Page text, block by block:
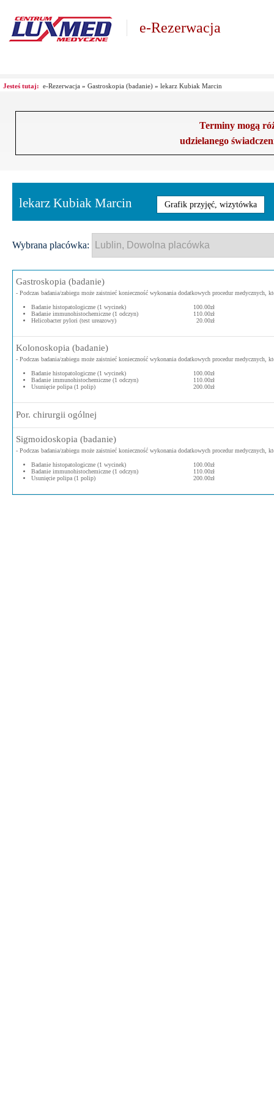
e-Rezerwacja
Jesteś tutaj: e-Rezerwacja » Gastroskopia (badanie) » lekarz Kubiak Marcin
Terminy mogą
udzielanego
lekarz Kubiak Marcin Grafik przyjęć, wizytówka
Wybrana placówka:
Gastroskopia (badanie)
- Podczas badania/zabiegu może zaistnieć konieczność wykonania dodatkowych procedur medycznych,
Badanie histopatologiczne (1 wycinek)
100.00zł
Badanie immunohistochemiczne (1 odczyn)
110.00zł
Helicobacter pylori (test ureazowy)
20.00zł
Kolonoskopia (badanie)
- Podczas badania/zabiegu może zaistnieć konieczność wykonania dodatkowych procedur medycznych,
Badanie histopatologiczne (1 wycinek)
100.00zł
Badanie immunohistochemiczne (1 odczyn)
110.00zł
Usunięcie polipa (1 polip)
200.00zł
Por. chirurgii ogólnej
Sigmoidoskopia (badanie)
- Podczas badania/zabiegu może zaistnieć konieczność wykonania dodatkowych procedur medycznych,
Badanie histopatologiczne (1 wycinek)
100.00zł
Badanie immunohistochemiczne (1 odczyn)
110.00zł
Usunięcie polipa (1 polip)
200.00zł